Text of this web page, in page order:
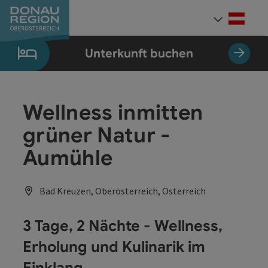
Zum Inhalt
Zur Navigation
Zum Seitenanfang
Zur Kontaktseite
Zum Impressum
Zur Startseite
Unterkunft buchen
Wellness inmitten
grüner Natur -
Aumühle
Bad Kreuzen, Oberösterreich, Österreich
3 Tage, 2 Nächte - Wellness,
Erholung und Kulinarik im